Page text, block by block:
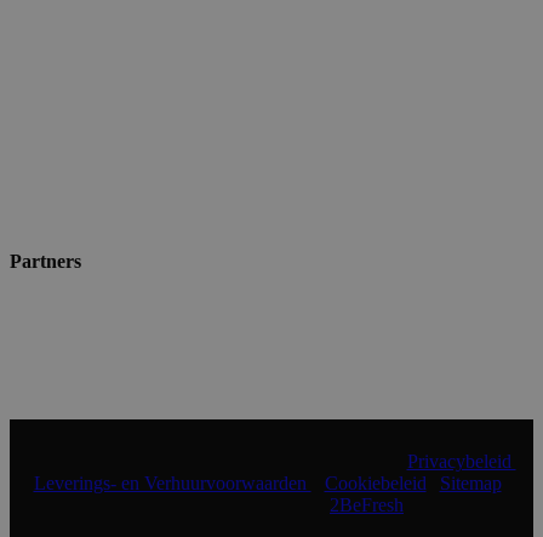
Partners
Privacybeleid
Leverings- en Verhuurvoorwaarden
Cookiebeleid Sitemap|
2BeFresh